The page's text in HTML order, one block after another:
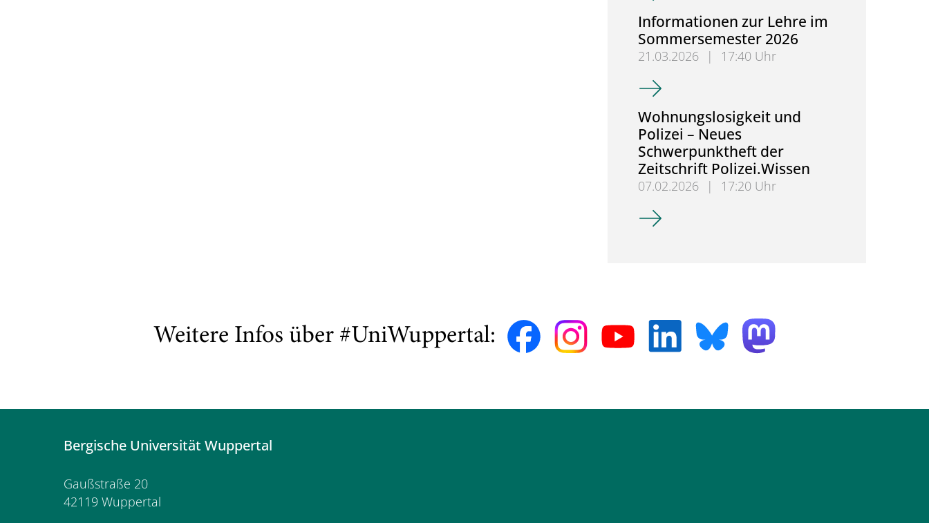
Informationen zur Lehre im
Sommersemester 2026
21.03.2026 |
17:40 Uhr
Informationen zur Lehre im Sommersemester 2026
Wohnungslosigkeit und
Polizei – Neues
Schwerpunktheft der
Zeitschrift Polizei.Wissen
07.02.2026 |
17:20 Uhr
Wohnungslosigkeit und Polizei – Neues
Weitere Infos über #UniWuppertal:
Bergische Universität Wuppertal
Gaußstraße 20
42119 Wuppertal